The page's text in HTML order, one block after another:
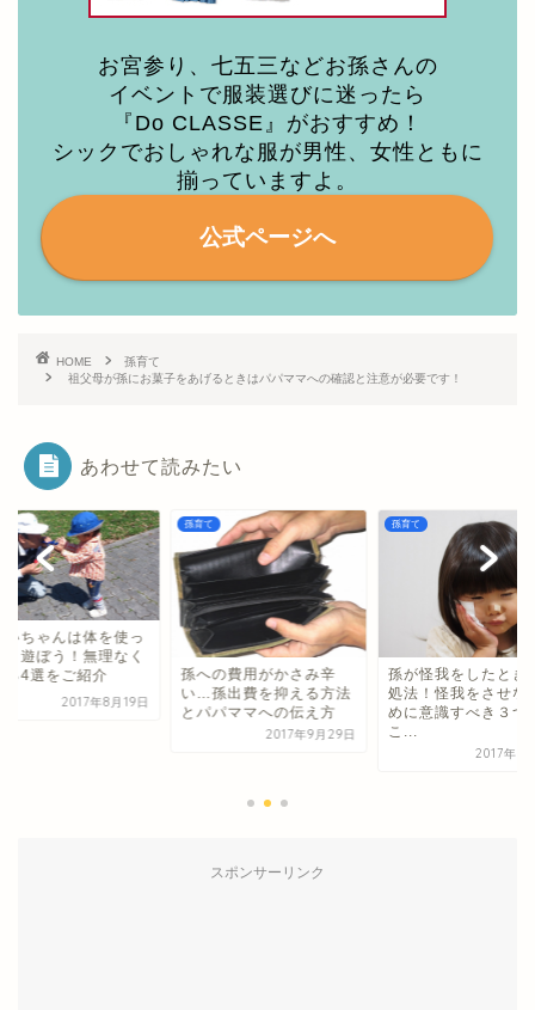
お宮参り、七五三などお孫さんの
イベントで服装選びに迷ったら
『Do CLASSE』がおすすめ！
シックでおしゃれな服が男性、女性ともに
揃っていますよ。
公式ページへ
HOME
孫育て
祖父母が孫にお菓子をあげるときはパパママへの確認と注意が必要です！
あわせて読みたい
の費用がかさみ辛
パママへの伝え方
孫育て
孫が怪我をしたときの対
処法！怪我をさせないた
めに意識すべき３つの
孫育て
おじいちゃんは体を
て孫と遊ぼう！無理
できる4選をご紹介
スポンサーリンク